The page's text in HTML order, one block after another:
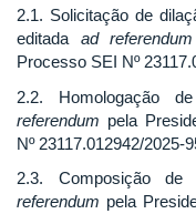
2.1. Solicitação de
editada ad referendum
Processo SEI Nº
2.2. Homologação
referendum pela
Nº 23117.012942/2025-
2.3. Composição de
referendum pela